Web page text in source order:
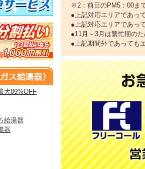
※2：前日のPM5：00ま
●上記対応エリアであっ
●上記対応エリアであっ
●11月～3月は繁忙期の
●上記期間外であっても
大89%OFF
給湯器
器